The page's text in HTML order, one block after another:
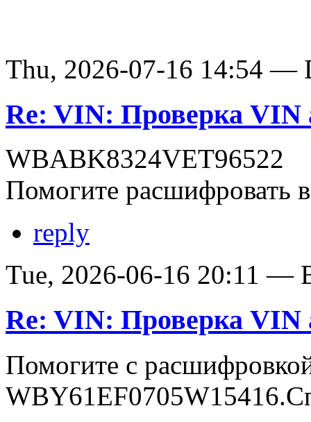
Thu, 2026-07-16 14:54 —
Re: VIN: Проверка VIN
WBABK8324VET96522
Помогите расшифровать
reply
Tue, 2026-06-16 20:11 —
Re: VIN: Проверка VIN
Помогите с